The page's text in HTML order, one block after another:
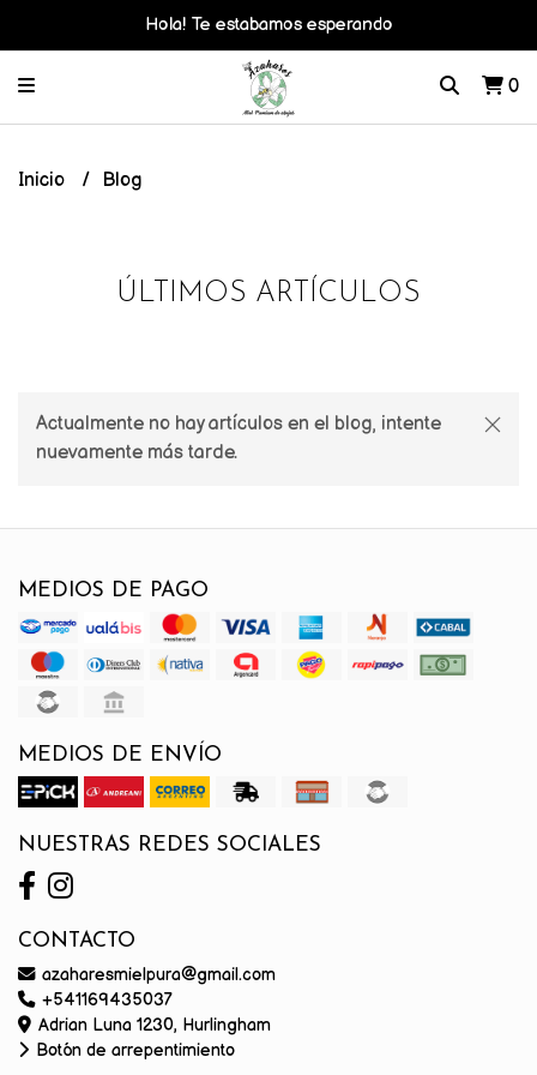
Hola! Te estabamos esperando
0
Inicio Blog
ÚLTIMOS ARTÍCULOS
Actualmente no hay artículos en el blog, intente
nuevamente más tarde.
MEDIOS DE PAGO
MEDIOS DE ENVÍO
NUESTRAS REDES SOCIALES
CONTACTO
azaharesmielpura@gmail.com
+541169435037
Adrian Luna 1230, Hurlingham
Botón de arrepentimiento